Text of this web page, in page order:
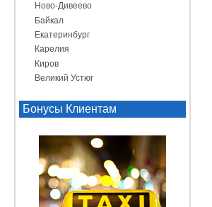
Ново-Дивеево
Байкал
Екатеринбург
Карелия
Киров
Великий Устюг
Бонусы Клиентам